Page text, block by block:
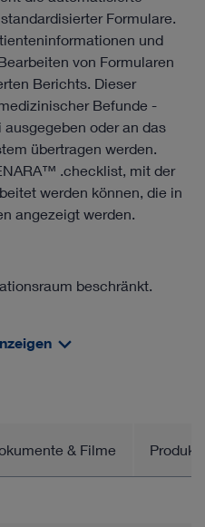
Formulare.
und
von Formularen
Berichts. Dieser
Befunde -
oder an das
übertragen werden.
.checklist, mit der
werden können, die in
angezeigt werden.
beschränkt.
.reports
& Filme